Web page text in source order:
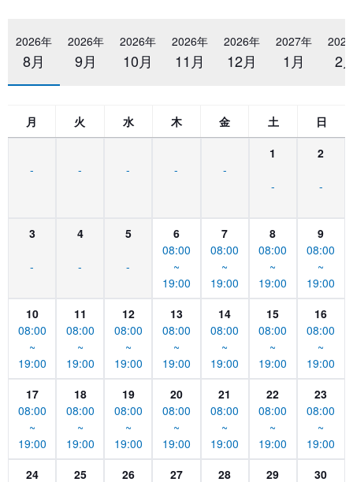
2026年
8月
2026年
9月
2026年
10月
2026年
11月
2026年
12月
2027年
1月 2
月 火 水 木 金 土 日
- - - - -
1
-
2
-
3
-
4
-
5
-
6
08:00
~
19:00
7
08:00
~
19:00
8
08:00
~
19:00
9
08:00
~
19:00
10
08:00
~
19:00
11
08:00
~
19:00
12
08:00
~
19:00
13
08:00
~
19:00
14
08:00
~
19:00
15
08:00
~
19:00
16
08:00
~
19:00
17
08:00
~
19:00
18
08:00
~
19:00
19
08:00
~
19:00
20
08:00
~
19:00
21
08:00
~
19:00
22
08:00
~
19:00
23
08:00
~
19:00
24
25
26
27
28
29
30